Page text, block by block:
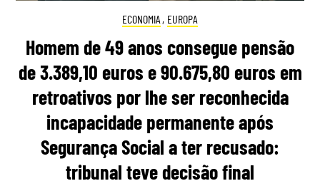
ECONOMIA , EUROPA
Homem de 49 anos consegue pensão
de 3.389,10 euros e 90.675,80 euros em
retroativos por lhe ser reconhecida
incapacidade permanente após
Segurança Social a ter recusado:
tribunal teve decisão final